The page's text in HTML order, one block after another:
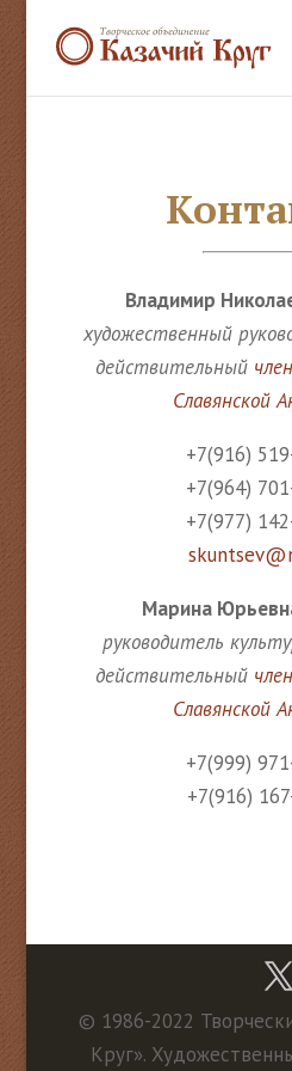
Владимир
художественный
действительный
Славянской
+7(916)
+7(964)
+7(977)
Марина
руководитель
действительный
Славянской
+7(999)
+7(916)
© 1986-2022
Круг».